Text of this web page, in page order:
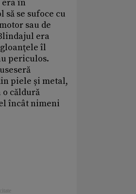
în
se sufoce cu
sau de
era
îl
periculos.
piele și metal,
căldură
încât nimeni